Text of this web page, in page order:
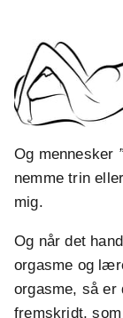
Og mennesker
nemme trin
mig.
Og når det
orgasme og
orgasme, så er
fremskridt,